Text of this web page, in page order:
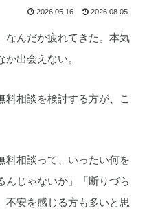
2026.05.16 2026.08.05
なんだか疲れてきた。本気
出会えない。
料相談を検討する方が、こ
料相談って、いったい何を
んじゃないか」「断りづら
不安を感じる方も多いと思